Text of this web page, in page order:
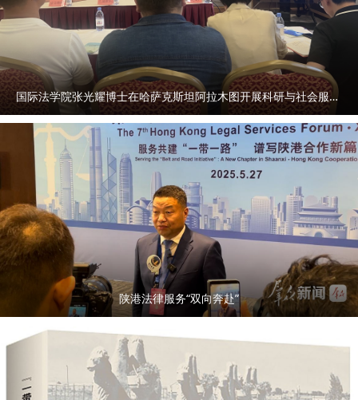
国际法学院张光耀博士在哈萨克斯坦阿拉木图开展科研与社会服务活动
陕港法律服务“双向奔赴”